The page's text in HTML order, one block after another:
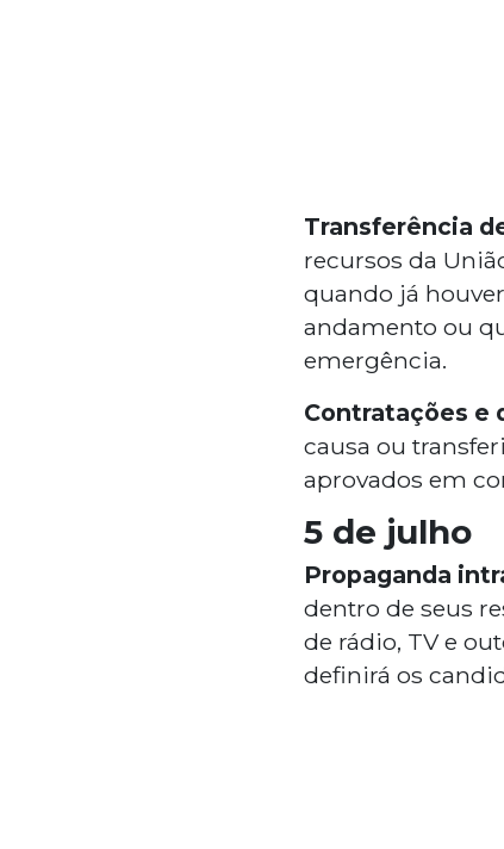
Transferência
recursos da
quando já
andamento ou
emergência.
Contratações e
causa ou
aprovados em
5 de julho
Propaganda
dentro de seus
de rádio, TV e
definirá os